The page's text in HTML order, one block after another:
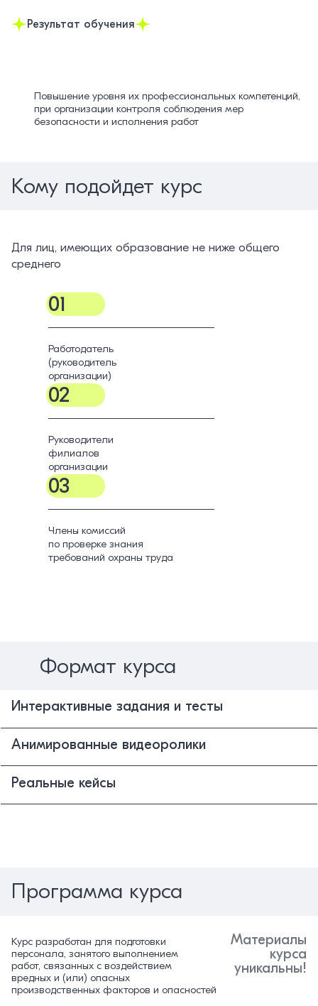
Результат обучения
Повышение уровня их профессиональных компетенций,
при организации контроля соблюдения мер
безопасности и исполнения работ
Кому подойдет курс
Для лиц, имеющих образование не ниже общего
среднего
01
Работодатель
(руководитель
организации)
02
Руководители
филиалов
организации
03
Члены комиссий
по проверке знания
требований охраны труда
Формат курса
Интерактивные задания и тесты
Анимированные видеоролики
Реальные кейсы
Программа курса
Материалы
курса
уникальны!
Курс разработан для подготовки
персонала, занятого выполнением
работ, связанных с воздействием
вредных и (или) опасных
производственных факторов и опасностей